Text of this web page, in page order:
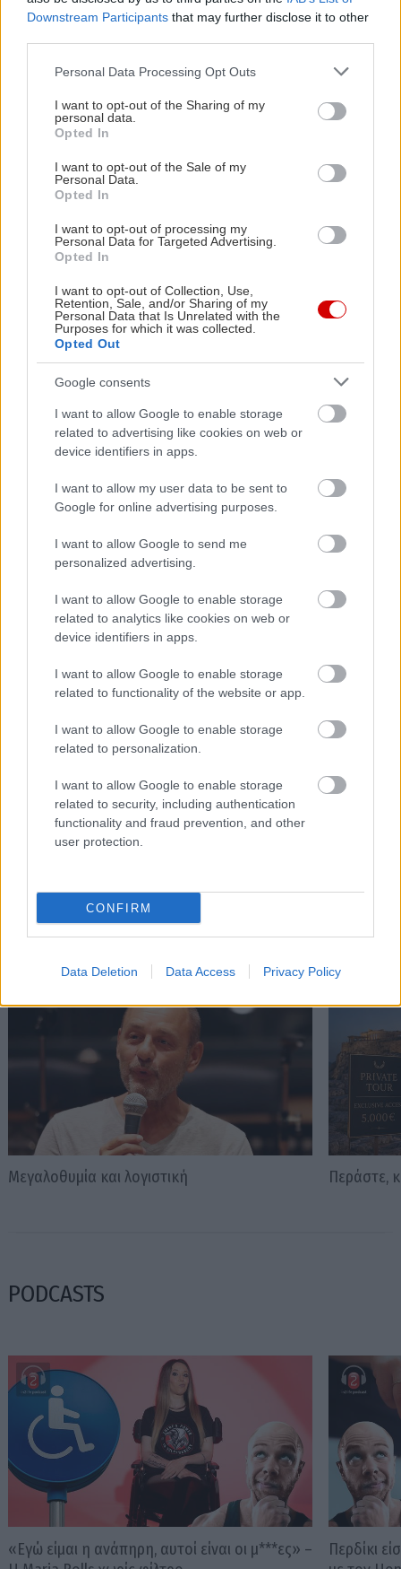
Downstream Participants that may further disclose it to other
Please note that this website/app uses one or more Google
not limited to your visit or usage behaviour. You may click to
grant or deny consent to Google and its third-party tags to
use your data for below specified purposes in below Google
consent section.
Personal Data Processing Opt Outs
I want to opt-out of the Sharing of my
personal data.
Opted In
I want to opt-out of the Sale of my
Personal Data.
Opted In
I want to opt-out of processing my
Personal Data for Targeted Advertising.
Opted In
I want to opt-out of Collection, Use,
Retention, Sale, and/or Sharing of my
Personal Data that Is Unrelated with the
Purposes for which it was collected.
Opted Out
Google consents
I want to allow Google to enable storage
related to advertising like cookies on web or
device identifiers in apps.
I want to allow my user data to be sent to
Google for online advertising purposes.
I want to allow Google to send me
personalized advertising.
I want to allow Google to enable storage
related to analytics like cookies on web or
device identifiers in apps.
I want to allow Google to enable storage
related to functionality of the website or app.
I want to allow Google to enable storage
related to personalization.
I want to allow Google to enable storage
related to security, including authentication
functionality and fraud prevention, and other
user protection.
CONFIRM
Data Deletion Data Access Privacy Policy
Ιοβόλος
καινούριο». Ρίχνει τα βέλη που ετοιμάζει φτιάχνει η
συντακτική ομάδα του In2life και λέει τη γνώμη του χωρίς
πίσω από τη μυστική του ταυτότητα κρύβονται ανύπαντροι
χαβαλετζήδες, κάποιοι άλλοι ότι την ύλη του φροντίζουν
σεβαστοί οικογενειάρχες που φλερτάρουν με τον
συντηρητισμό της μέσης ηλικίας. Εσύ μην δινεις σημασία.
Διαβάστε επίσης
Μεγαλοθυμία και λογιστική Περάστε,
PODCASTS
«Εγώ είμαι η ανάπηρη, αυτοί είναι οι μ***ες» –
Περδίκι